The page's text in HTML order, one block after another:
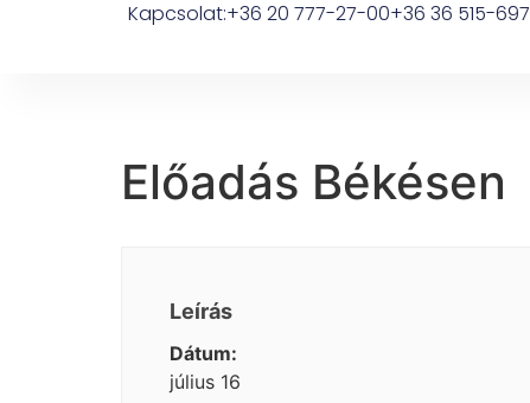
Kapcsolat:+36 20 777-27-00+36 36 515-697
Előadás Békésen
Leírás
Dátum:
július 16